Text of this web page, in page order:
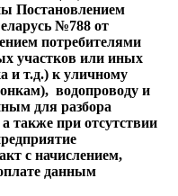
Постановлением
№788 от
потребителями
участков или иных
и т.д.) к уличному
водопроводу и
для разбора
также при отсутствии
с начислением,
данным